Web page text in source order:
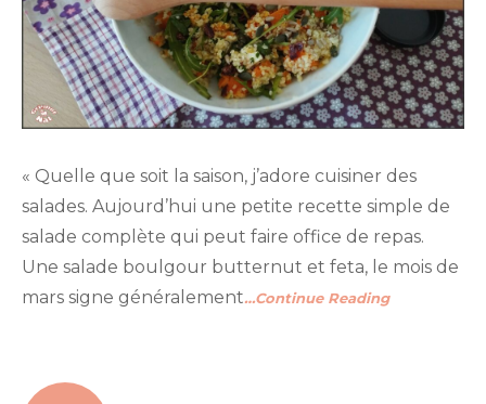
« Quelle que soit la saison, j’adore cuisiner des
salades. Aujourd’hui une petite recette simple de
salade complète qui peut faire office de repas.
Une salade boulgour butternut et feta, le mois de
mars signe généralement…Continue Reading